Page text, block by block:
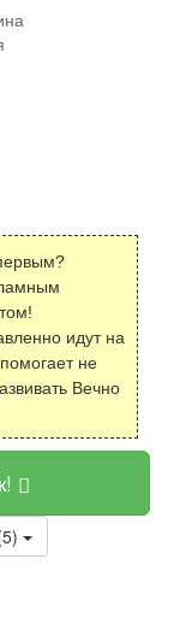
идут на
не
Вечно